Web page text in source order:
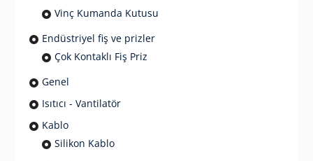
Vinç Kumanda Kutusu
Endüstriyel fiş ve prizler
Çok Kontaklı Fiş Priz
Genel
Isıtıcı - Vantilatör
Kablo
Silikon Kablo